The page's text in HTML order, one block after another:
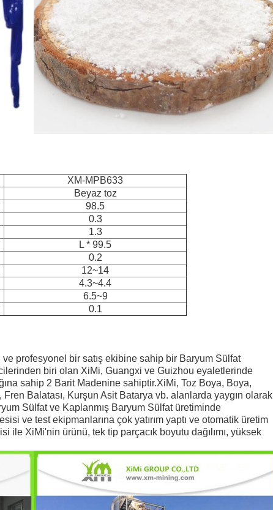
XM-MPB633
Beyaz toz
98.5
0.3
1.3
L * 99.5
0.2
12~14
4.3~4.4
6.5~9
0.1
ve profesyonel bir satış ekibine sahip bir Baryum Sülfat
biri olan XiMi, Guangxi ve Guizhou eyaletlerinde
sahip 2 Barit Madenine sahiptir.XiMi, Toz Boya, Boya,
Balatası, Kurşun Asit Batarya vb. alanlarda yaygın olarak
Sülfat ve Kaplanmış Baryum Sülfat üretiminde
ve test ekipmanlarına çok yatırım yaptı ve otomatik üretim
XiMi'nin ürünü, tek tip parçacık boyutu dağılımı, yüksek